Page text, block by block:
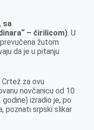
sa
– ćirilicom). U
žutom
da je u pitanju
Crtež za ovu
novčanicu od 10
godine) izradio je, po
poznati srpski slikar